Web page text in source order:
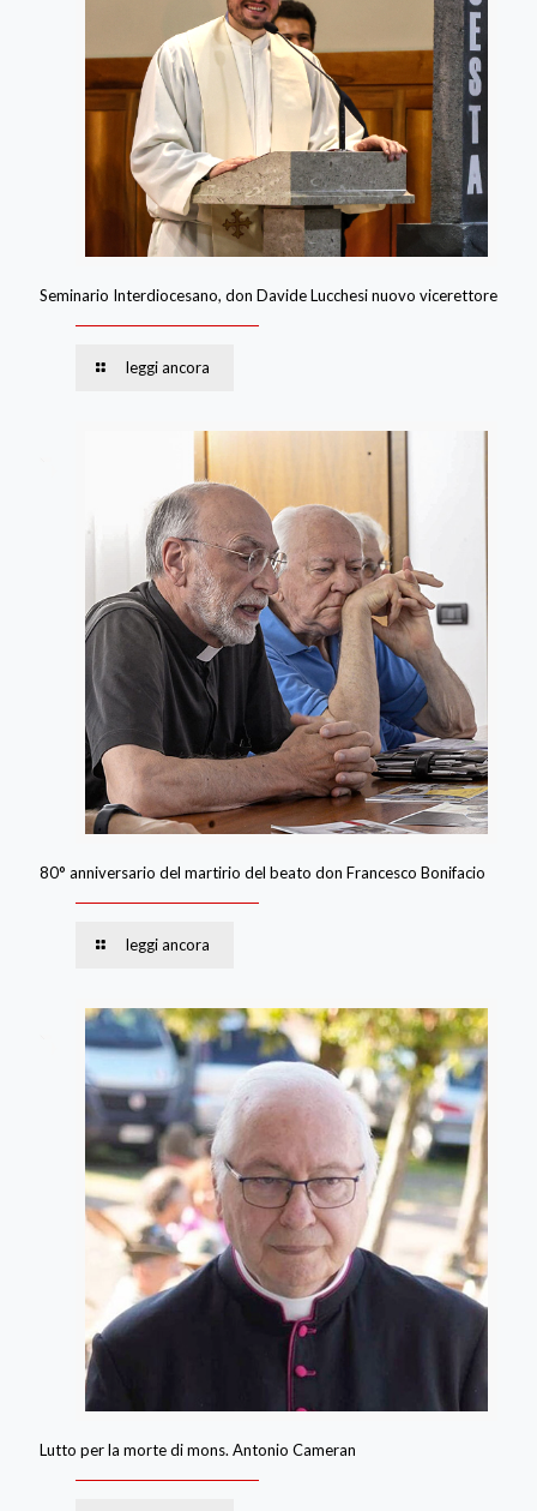
Seminario Interdiocesano, don Davide Lucchesi nuovo vicerettore
leggi ancora
80° anniversario del martirio del beato don Francesco Bonifacio
leggi ancora
Lutto per la morte di mons. Antonio Cameran